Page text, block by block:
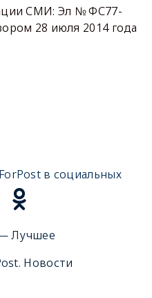
СМИ: Эл № ФС77-
28 июля 2014 года
в социальных
Лучшее
Новости